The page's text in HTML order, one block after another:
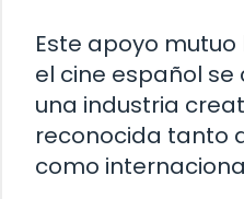
Este apoyo
el cine español
una industria
reconocida tanto
como